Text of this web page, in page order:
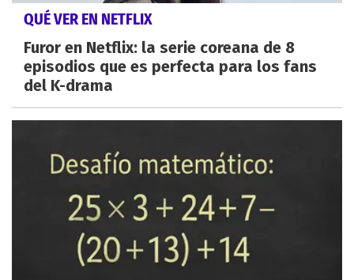
QUÉ VER EN NETFLIX
Furor en Netflix: la serie coreana de 8
episodios que es perfecta para los fans
del K-drama